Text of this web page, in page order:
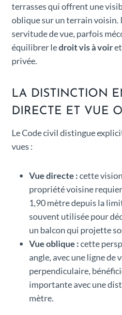
terrasses qui offrent une
oblique sur un terrain voisin.
servitude de vue, parfois
équilibrer ledroit vis à voir
privée.
LA DISTINCTION
DIRECTE ET VUE
Le Code civil distingue
vues :
Vue directe :cette
propriété voisine
1,90 mètre depuis la
souvent utilisée pour
un balcon qui projette
Vue oblique :cette
angle, avec une ligne de
perpendiculaire,
importante avec une
mètre.